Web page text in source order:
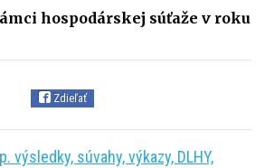
hospodárskej súťaže v roku
Zdieľať
výsledky, súvahy, výkazy, DLHY,